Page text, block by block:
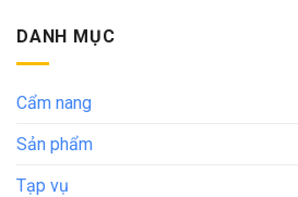
DANH MỤC
Cẩm nang
Sản phẩm
Tạp vụ